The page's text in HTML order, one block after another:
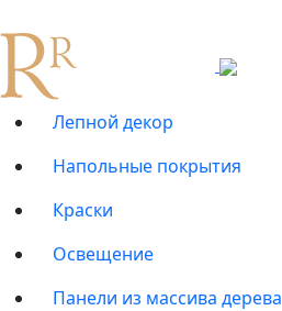
Лепной декор
Напольные покрытия
Краски
Освещение
Панели из массива дерева